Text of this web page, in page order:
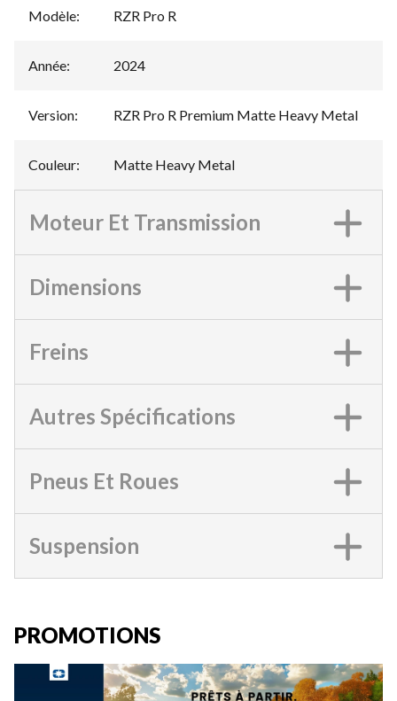
Modèle: RZR Pro R
Année: 2024
Version: RZR Pro R Premium Matte Heavy Metal
Couleur: Matte Heavy Metal
Moteur Et Transmission
Dimensions
Freins
Autres Spécifications
Pneus Et Roues
Suspension
PROMOTIONS